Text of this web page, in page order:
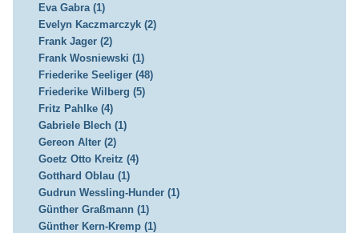
Eva Gabra (1)
Evelyn Kaczmarczyk (2)
Frank Jager (2)
Frank Wosniewski (1)
Friederike Seeliger (48)
Friederike Wilberg (5)
Fritz Pahlke (4)
Gabriele Blech (1)
Gereon Alter (2)
Goetz Otto Kreitz (4)
Gotthard Oblau (1)
Gudrun Wessling-Hunder (1)
Günther Graßmann (1)
Günther Kern-Kremp (1)